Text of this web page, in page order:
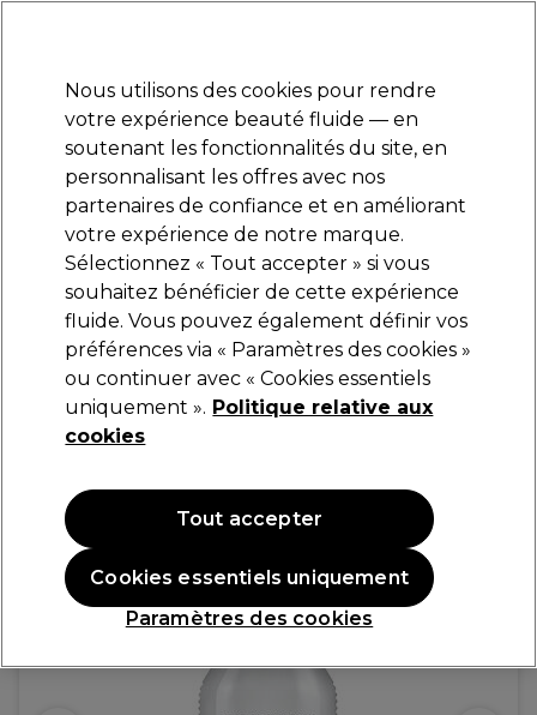
Se connecter
Marques Bons plans Coiffure Electro et Matériel
Livraison et délais
lire la suite
Redken Acidic Bonding Concentrate Après-
shampooing 300ml
27,03 €31,80 €
OFFRE EN LIGNE
Nous utilisons des cookies pour rendre
votre expérience beauté fluide — en
soutenant les fonctionnalités du site, en
personnalisant les offres avec nos
partenaires de confiance et en améliorant
votre expérience de notre marque.
Sélectionnez « Tout accepter » si vous
souhaitez bénéficier de cette expérience
fluide. Vous pouvez également définir vos
préférences via « Paramètres des cookies »
ou continuer avec « Cookies essentiels
uniquement ». Politique relative aux
cookies
Paramètres des cookies
Cookies essentiels uniquement
Tout accepter